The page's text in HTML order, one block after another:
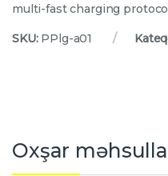
multi-fast charging
SKU: PPlg-a01
Oxşar